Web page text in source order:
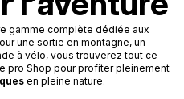
gamme complète dédiée aux
une sortie en montagne, un
à vélo, vous trouverez tout ce
pro Shop pour profiter pleinement
en pleine nature.